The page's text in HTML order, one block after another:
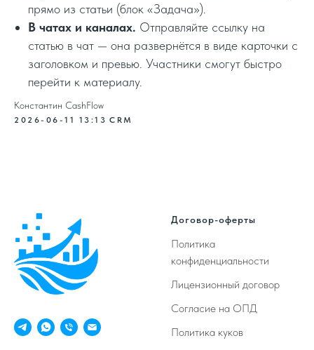
прямо из статьи (блок «Задача»).
В чатах и каналах. Отправляйте ссылку на
статью в чат — она развернётся в виде карточки с
заголовком и превью. Участники смогут быстро
перейти к материалу.
Константин CashFlow
2026-06-11 13:13 CRM
Договор-оферты
Политика
конфиденциальности
Лицензионный договор
Согласие на ОПД
Политика куков